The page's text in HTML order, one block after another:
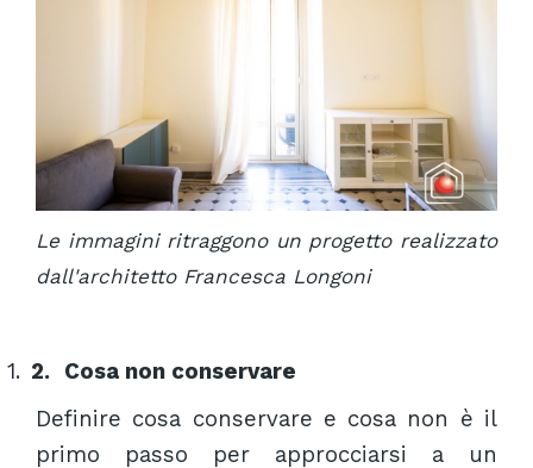
Le immagini ritraggono un progetto realizzato
dall'architetto Francesca Longoni
1. 2. Cosa non conservare
Definire cosa conservare e cosa non è il
primo passo per approcciarsi a un